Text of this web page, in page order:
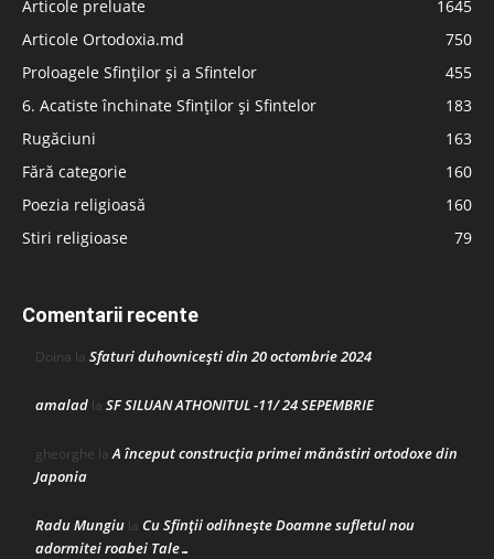
Articole preluate
1645
Articole Ortodoxia.md
750
Proloagele Sfinților și a Sfintelor
455
6. Acatiste închinate Sfinților și Sfintelor
183
Rugăciuni
163
Fără categorie
160
Poezia religioasă
160
Stiri religioase
79
Comentarii recente
Doina la Sfaturi duhovnicești din 20 octombrie 2024
amalad la SF SILUAN ATHONITUL -11/ 24 SEPEMBRIE
gheorghe laA început construcţia primei mănăstiri ortodoxe din
Japonia
Radu Mungiu la Cu Sfinții odihnește Doamne sufletul nou
adormitei roabei Tale…